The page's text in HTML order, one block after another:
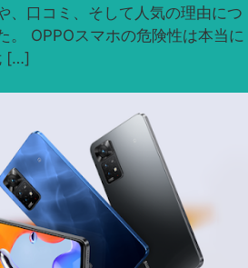
、口コミ、そして人気の理由につ
。 OPPOスマホの危険性は本当に
[…]